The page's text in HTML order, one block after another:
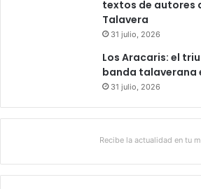
textos de autores
Talavera
31 julio, 2026
Los Aracaris: el
banda talaverana
31 julio, 2026
Recibe la actualidad en tu